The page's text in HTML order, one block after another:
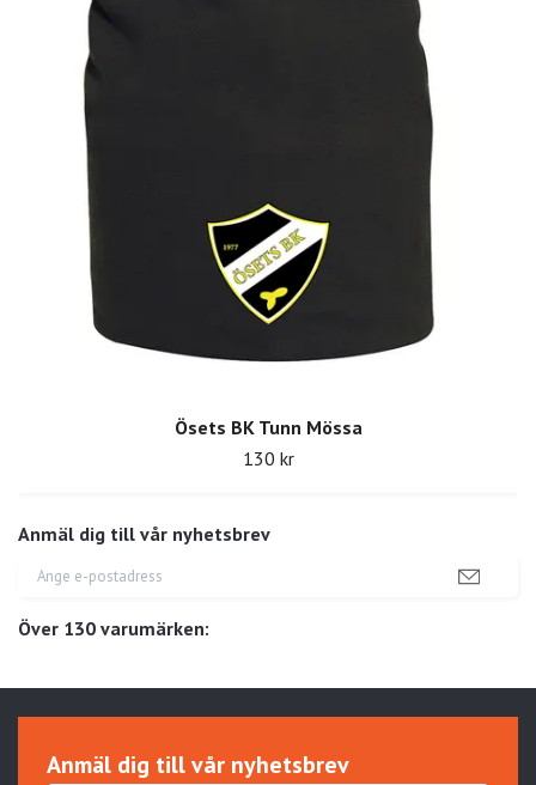
Anmäl dig till vår nyhetsbrev
Över 130 varumärken:
Ösets BK Tunn Mössa
130 kr
Anmäl dig till vår nyhetsbrev